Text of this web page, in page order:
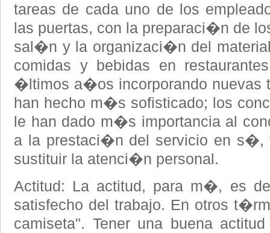
tareas de cada uno de los
las puertas, con la preparaci�n de
sal�n y la organizaci�n del
comidas y bebidas en
�ltimos a�os incorporando nuevas
han hecho m�s sofisticado; los
le han dado m�s importancia al
a la prestaci�n del servicio en s�,
sustituir la atenci�n personal.
Actitud: La actitud, para m�, es
satisfecho del trabajo. En otros
camiseta". Tener una buena